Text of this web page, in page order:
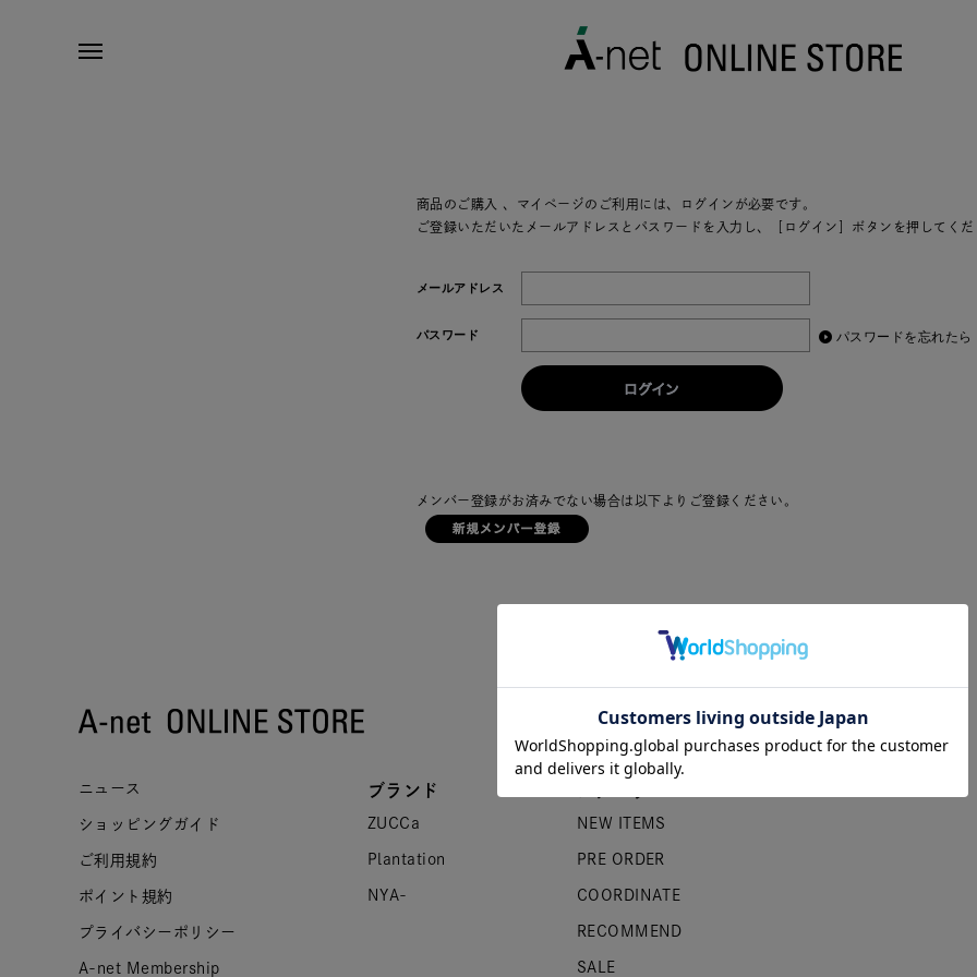
商品のご購入
、マイページのご利用には、ログインが必要です。
ご登録いただいたメールアドレスとパスワードを入力し、［ログイン］ボタンを押してく
メールアドレス
パスワード パスワードを忘れたら
メンバー登録がお済みでない場合は以下よりご登録ください。
ニュース
ショッピングガイド
ご利用規約
ポイント規約
プライバシーポリシー
A-net Membership
ブランド
ZUCCa
Plantation
NYA-
NEW ITEMS
PRE ORDER
COORDINATE
RECOMMEND
SALE